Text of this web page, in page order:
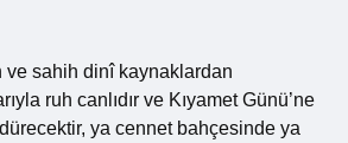
ve sahih dinî kaynaklardan
ruh canlıdır ve Kıyamet Günü’ne
ya cennet bahçesinde ya